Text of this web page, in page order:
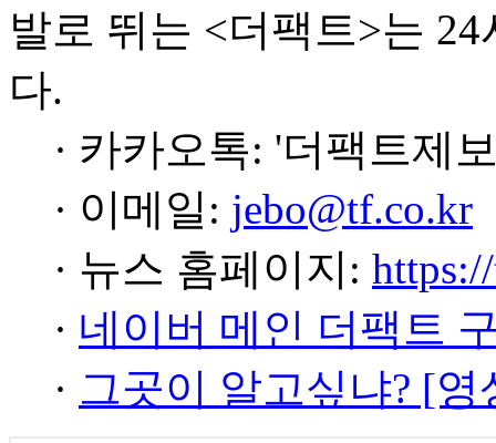
발로 뛰는 <더팩트>는
다.
· 카카오톡: '더팩트제
· 이메일: jebo@tf.co.kr
· 뉴스 홈페이지:
· 네이버 메인 더팩트
· 그곳이 알고싶냐? [